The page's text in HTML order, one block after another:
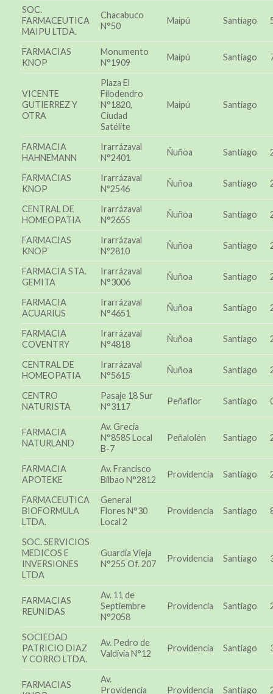
SOC.
FARMACEUTICA
MAIPU LTDA.
Chacabuco
N°50
Maipú Santiago
FARMACIAS
KNOP
Monumento
N°1909
Maipú Santiago
VICENTE
GUTIERREZ Y
OTRA
Plaza El
Filodendro
N°1820,
Ciudad
Satélite
Maipú Santiago
FARMACIA
HAHNEMANN
Irarrázaval
N°2401
Ñuñoa Santiago
FARMACIAS
KNOP
Irarrázaval
Nº2546
Ñuñoa Santiago
CENTRAL DE
HOMEOPATIA
Irarrázaval
N°2655
Ñuñoa Santiago
FARMACIAS
KNOP
Irarrázaval
Nº2810
Ñuñoa Santiago
FARMACIA STA.
GEMITA
Irarrázaval
N°3006
Ñuñoa Santiago
FARMACIA
ACUARIUS
Irarrázaval
N°4651
Ñuñoa Santiago
FARMACIA
COVENTRY
Irarrázaval
N°4818
Ñuñoa Santiago
CENTRAL DE
HOMEOPATIA
Irarrázaval
N°5615
Ñuñoa Santiago
CENTRO
NATURISTA
Pasaje 18 Sur
N°3117
Peñaflor Santiago
FARMACIA
NATURLAND
Av. Grecia
N°8585 Local
B-7
Peñalolén Santiago
FARMACIA
APOTEKE
Av. Francisco
Bilbao N°2812
Providencia Santiago
FARMACEUTICA
BIOFORMULA
LTDA.
General
Flores N°30
Local 2
Providencia Santiago
SOC. SERVICIOS
MEDICOS E
INVERSIONES
LTDA
Guardia Vieja
N°255 Of. 207
Providencia Santiago
FARMACIAS
REUNIDAS
Av. 11 de
Septiembre
N°2058
Providencia Santiago
SOCIEDAD
PATRICIO DIAZ
Y CORRO LTDA.
Av. Pedro de
Valdivia N°12
Providencia Santiago
FARMACIAS
Av.
Providencia
Providencia Santiago